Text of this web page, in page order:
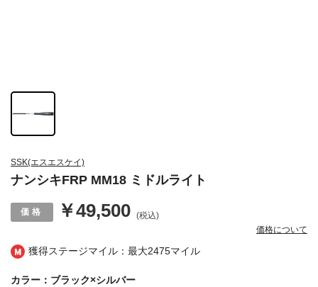
獲得ステージマイル：最大2475マイル
SSK(エスエスケイ)
ナンシキFRP MM18 ミドルライト
￥49,500 (税込)
価格について
カラー：ブラック×シルバー